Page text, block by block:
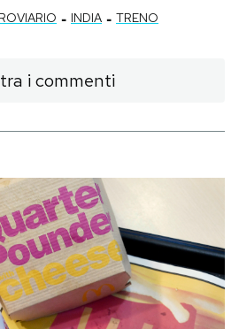
- INDIA - TRENO
i commenti